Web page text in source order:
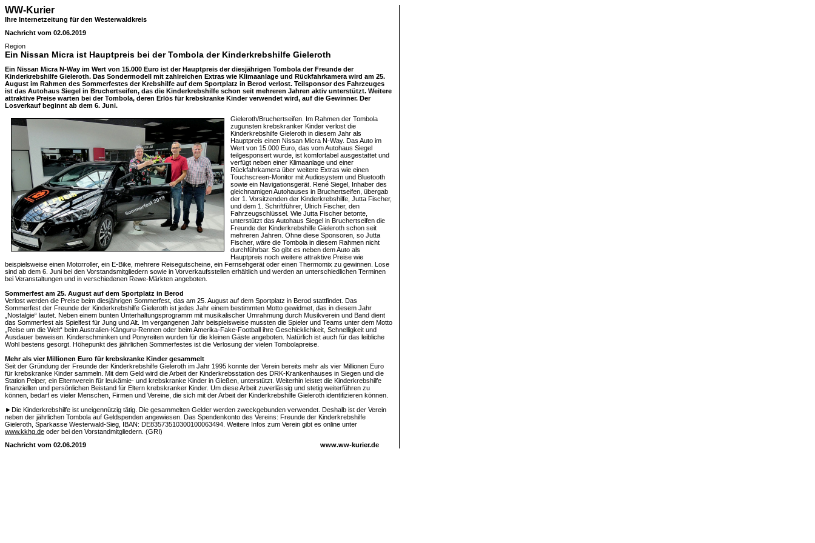
WW-Kurier
Ihre Internetzeitung für den Westerwaldkreis
Nachricht vom 02.06.2019
Region
Ein Nissan Micra ist Hauptpreis bei der Tombola der Kinderkrebshilfe Gieleroth
Ein Nissan Micra N-Way im Wert von 15.000 Euro ist der Hauptpreis der diesjährigen Tombola der Freunde der
Kinderkrebshilfe Gieleroth. Das Sondermodell mit zahlreichen Extras wie Klimaanlage und Rückfahrkamera wird am 25.
August im Rahmen des Sommerfestes der Krebshilfe auf dem Sportplatz in Berod verlost. Teilsponsor des Fahrzeuges
ist das Autohaus Siegel in Bruchertseifen, das die Kinderkrebshilfe schon seit mehreren Jahren aktiv unterstützt. Weitere
attraktive Preise warten bei der Tombola, deren Erlös für krebskranke Kinder verwendet wird, auf die Gewinner. Der
Losverkauf beginnt ab dem 6. Juni.
Gieleroth/Bruchertseifen. Im Rahmen der Tombola
zugunsten krebskranker Kinder verlost die
Kinderkrebshilfe Gieleroth in diesem Jahr als
Hauptpreis einen Nissan Micra N-Way. Das Auto im
Wert von 15.000 Euro, das vom Autohaus Siegel
teilgesponsert wurde, ist komfortabel ausgestattet und
verfügt neben einer Klimaanlage und einer
Rückfahrkamera über weitere Extras wie einen
Touchscreen-Monitor mit Audiosystem und Bluetooth
sowie ein Navigationsgerät. René Siegel, Inhaber des
gleichnamigen Autohauses in Bruchertseifen, übergab
der 1. Vorsitzenden der Kinderkrebshilfe, Jutta Fischer,
und dem 1. Schriftführer, Ulrich Fischer, den
Fahrzeugschlüssel. Wie Jutta Fischer betonte,
unterstützt das Autohaus Siegel in Bruchertseifen die
Freunde der Kinderkrebshilfe Gieleroth schon seit
mehreren Jahren. Ohne diese Sponsoren, so Jutta
Fischer, wäre die Tombola in diesem Rahmen nicht
durchführbar. So gibt es neben dem Auto als
Hauptpreis noch weitere attraktive Preise wie
beispielsweise einen Motorroller, ein E-Bike, mehrere Reisegutscheine, ein Fernsehgerät oder einen Thermomix zu gewinnen. Lose
sind ab dem 6. Juni bei den Vorstandsmitgliedern sowie in Vorverkaufsstellen erhältlich und werden an unterschiedlichen Terminen
bei Veranstaltungen und in verschiedenen Rewe-Märkten angeboten.
Sommerfest am 25. August auf dem Sportplatz in Berod
Verlost werden die Preise beim diesjährigen Sommerfest, das am 25. August auf dem Sportplatz in Berod stattfindet. Das
Sommerfest der Freunde der Kinderkrebshilfe Gieleroth ist jedes Jahr einem bestimmten Motto gewidmet, das in diesem Jahr
„Nostalgie“ lautet. Neben einem bunten Unterhaltungsprogramm mit musikalischer Umrahmung durch Musikverein und Band dient
das Sommerfest als Spielfest für Jung und Alt. Im vergangenen Jahr beispielsweise mussten die Spieler und Teams unter dem Motto
„Reise um die Welt“ beim Australien-Känguru-Rennen oder beim Amerika-Fake-Football ihre Geschicklichkeit, Schnelligkeit und
Ausdauer beweisen. Kinderschminken und Ponyreiten wurden für die kleinen Gäste angeboten. Natürlich ist auch für das leibliche
Wohl bestens gesorgt. Höhepunkt des jährlichen Sommerfestes ist die Verlosung der vielen Tombolapreise.
Mehr als vier Millionen Euro für krebskranke Kinder gesammelt
Seit der Gründung der Freunde der Kinderkrebshilfe Gieleroth im Jahr 1995 konnte der Verein bereits mehr als vier Millionen Euro
für krebskranke Kinder sammeln. Mit dem Geld wird die Arbeit der Kinderkrebsstation des DRK-Krankenhauses in Siegen und die
Station Peiper, ein Elternverein für leukämie- und krebskranke Kinder in Gießen, unterstützt. Weiterhin leistet die Kinderkrebshilfe
finanziellen und persönlichen Beistand für Eltern krebskranker Kinder. Um diese Arbeit zuverlässig und stetig weiterführen zu
können, bedarf es vieler Menschen, Firmen und Vereine, die sich mit der Arbeit der Kinderkrebshilfe Gieleroth identifizieren können.
►Die Kinderkrebshilfe ist uneigennützig tätig. Die gesammelten Gelder werden zweckgebunden verwendet. Deshalb ist der Verein
neben der jährlichen Tombola auf Geldspenden angewiesen. Das Spendenkonto des Vereins: Freunde der Kinderkrebshilfe
Gieleroth, Sparkasse Westerwald-Sieg, IBAN: DE83573510300100063494. Weitere Infos zum Verein gibt es online unter
www.kkhg.de oder bei den Vorstandmitgliedern. (GRI)
Nachricht vom 02.06.2019
www.ww-kurier.de